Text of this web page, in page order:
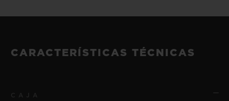
CARACTERÍSTICAS TÉCNICAS